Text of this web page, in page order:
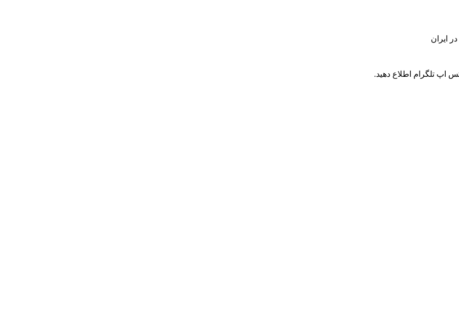
اپ تلگرام اطلاع دهید.